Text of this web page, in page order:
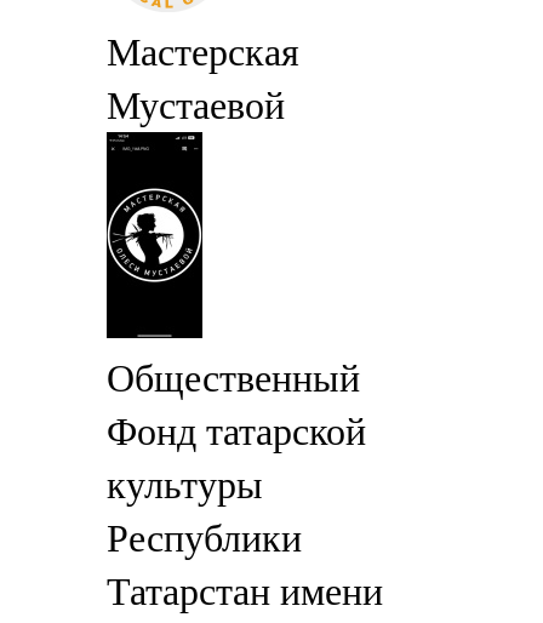
Мастерская
Мустаевой
Общественный
Фонд татарской
культуры
Республики
Татарстан имени